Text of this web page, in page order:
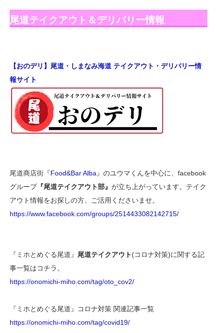
尾道テイクアウト＆デリバリー情報
【おのデリ】尾道・しまなみ海道 テイクアウト・デリバリー情
報サイト
尾道商店街『Food&Bar Alba 』のユウマくんを中心に、facebook
グループ『尾道テイクアウト部』 が立ち上がっています。テイク
アウト情報をお探しの方、ご活用くださいませ。
https://www.facebook.com/groups/2514433082142715/
『ミホとめぐる尾道』 尾道テイクアウト(コロナ対策)に関する記
事一覧はコチラ。
https://onomichi-miho.com/tag/oto_cov2/
『ミホとめぐる尾道』コロナ対策 関連記事一覧
https://onomichi-miho.com/tag/covid19/